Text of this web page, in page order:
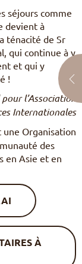
séjours comme
devient à
ténacité de Sr
qui continue à y
et qui y
!
l’Association
Internationales
Organisation
des
en Asie et en
À